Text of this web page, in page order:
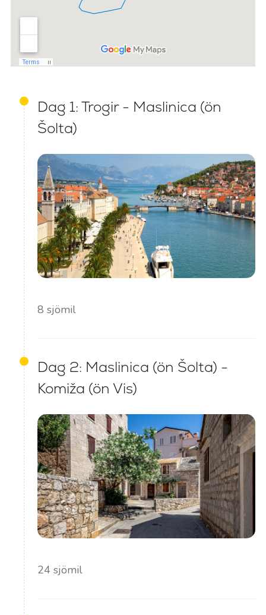
Dag 1: Trogir - Maslinica (ön
Šolta)
8 sjömil
Dag 2: Maslinica (ön Šolta) -
Komiža (ön Vis)
24 sjömil